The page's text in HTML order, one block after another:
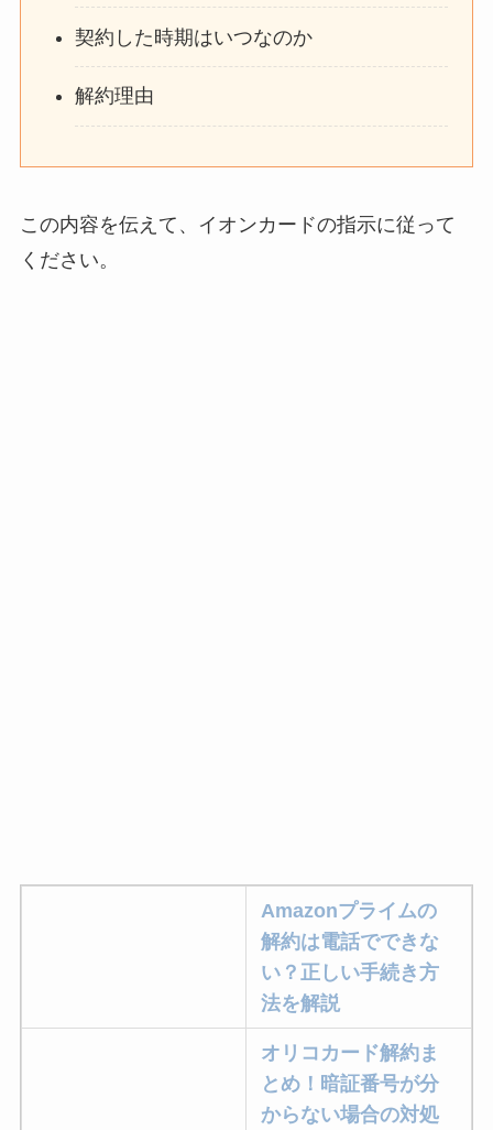
契約した時期はいつなのか
解約理由
この内容を伝えて、イオンカードの指示に従って
ください。
Amazonプライムの
解約は電話でできな
い？正しい手続き方
法を解説
オリコカード解約ま
とめ！暗証番号が分
からない場合の対処